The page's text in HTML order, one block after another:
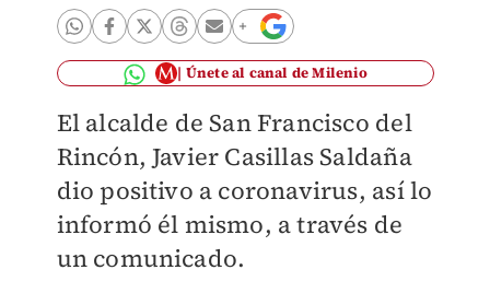
Únete al canal de Milenio
El alcalde de San Francisco del
Rincón, Javier Casillas Saldaña
dio positivo a coronavirus, así lo
informó él mismo, a través de
un comunicado.